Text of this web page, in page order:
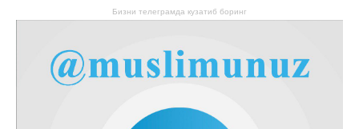
Бизни телеграмда кузатиб боринг